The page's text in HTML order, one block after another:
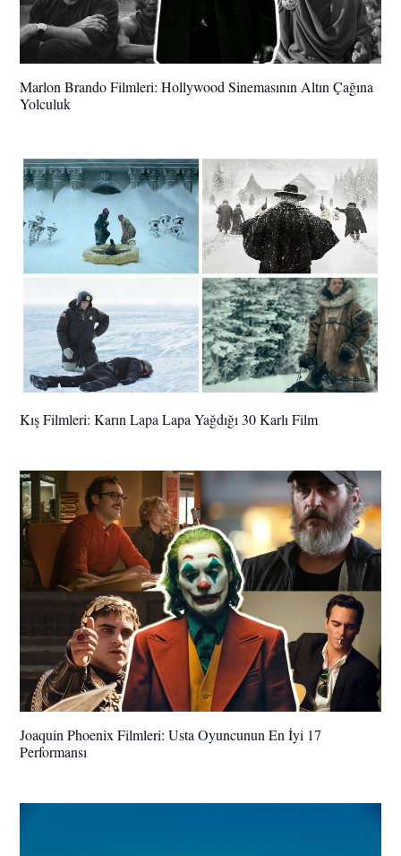
Marlon Brando Filmleri: Hollywood Sinemasının Altın Çağına
Yolculuk
Kış Filmleri: Karın Lapa Lapa Yağdığı 30 Karlı Film
Joaquin Phoenix Filmleri: Usta Oyuncunun En İyi 17
Performansı